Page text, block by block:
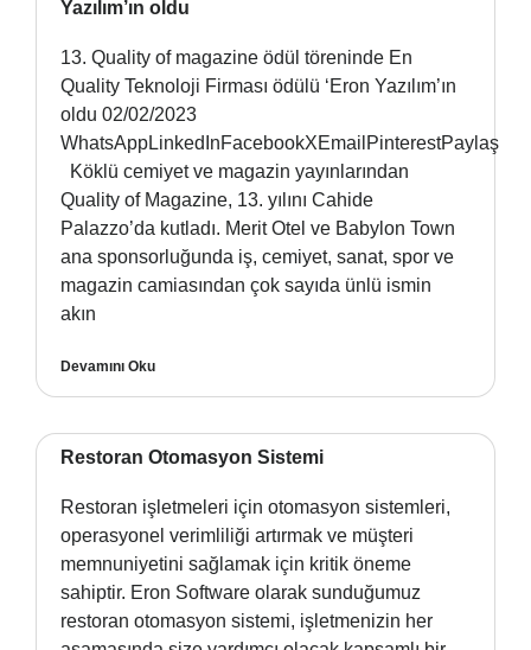
Yazılım’ın oldu
13. Quality of magazine ödül töreninde En
Quality Teknoloji Firması ödülü ‘Eron Yazılım’ın
oldu 02/02/2023
WhatsAppLinkedInFacebookXEmailPinterestPaylaş
Köklü cemiyet ve magazin yayınlarından
Quality of Magazine, 13. yılını Cahide
Palazzo’da kutladı. Merit Otel ve Babylon Town
ana sponsorluğunda iş, cemiyet, sanat, spor ve
magazin camiasından çok sayıda ünlü ismin
akın
Devamını Oku
Restoran Otomasyon Sistemi
Restoran işletmeleri için otomasyon sistemleri,
operasyonel verimliliği artırmak ve müşteri
memnuniyetini sağlamak için kritik öneme
sahiptir. Eron Software olarak sunduğumuz
restoran otomasyon sistemi, işletmenizin her